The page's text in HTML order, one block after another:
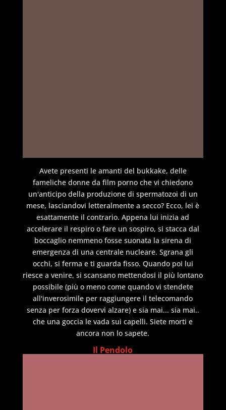
Avete presenti le amanti del bukkake, delle
fameliche donne da film porno che vi chiedono
un'anticipo della produzione di spermatozoi di un
mese, lasciandovi letteralmente a secco? Ecco, lei è
esattamente il contrario. Appena lui inizia ad
accelerare il respiro o fare un sospiro, si stacca dal
boccaglio nemmeno fosse suonata la sirena di
emergenza di una centrale nucleare. Sgrana gli
occhi, si ferma e ti guarda fisso. Quando poi lui
riesce a venire, si scansano mettendosi il più lontano
possibile (più o meno come quando vi stendete
all'inverosimile per raggiungere il telecomando
senza per forza dovervi alzare) e sia mai... sia mai..
che una goccia le vada sui capelli. Siete morti e
ancora non lo sapete.
Il Pendolo